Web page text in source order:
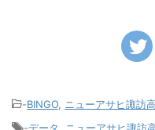
-BINGO, ニューアサヒ諏訪